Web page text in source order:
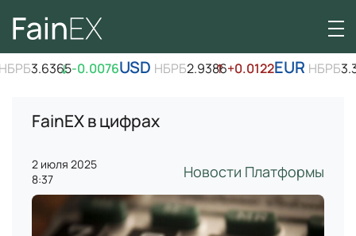
3.6365
↓-0.0076USDНБРБ2.9386
↑+0.0122EURНБРБ
FainEX в цифрах
2 июля 2025
8:37
Новости Платформы